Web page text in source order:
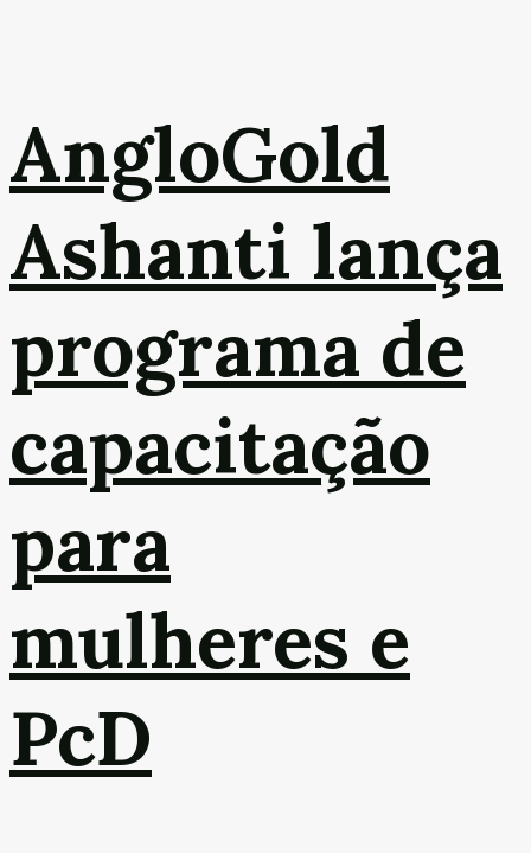
AngloGold
Ashanti lança
programa de
capacitação
para
mulheres e
PcD